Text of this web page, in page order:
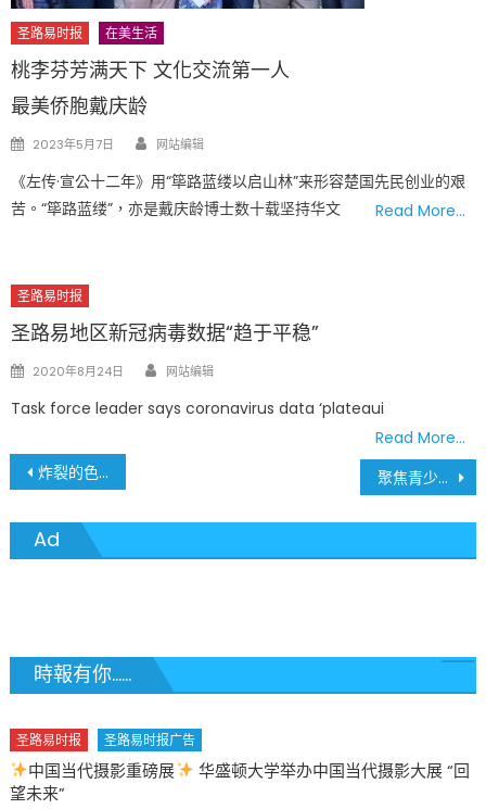
圣路易时报 在美生活
桃李芬芳满天下 文化交流第一人
最美侨胞戴庆龄
Posted
2023年5月7日 Author
网站编辑
《左传·宣公十二年》用“筚路蓝缕以启山林”来形容楚国先民创业的艰
苦。“筚路蓝缕”，亦是戴庆龄博士数十载坚持华文
Read More…
圣路易时报
圣路易地区新冠病毒数据“趋于平稳”
Posted
2020年8月24日 Author
网站编辑
Task force leader says coronavirus data ‘plateaui
Read More…
文
章
導
炸裂的色彩风暴！圣路易斯“Paint Louis”涂鸦节嗨翻劳动节 圣城文化名片吸引3.5万人打卡 聚焦青少年心理健康 圣路易斯将举办第三届亚裔社区心理健康年会 大会完全免费并提供早午餐 报名请早
Ad
時報有你......
圣路易时报 圣路易时报广告
中国当代摄影重磅展
华盛顿大学举办中国当代摄影大展 “回
望未来”